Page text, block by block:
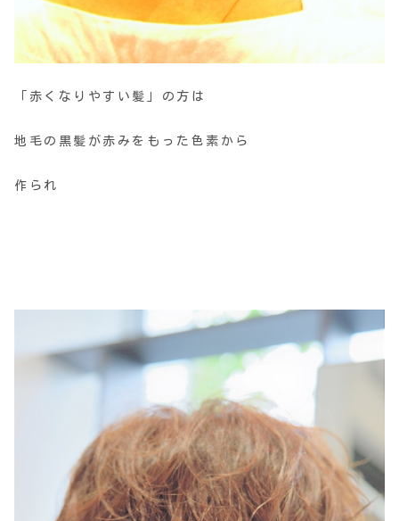
「赤くなりやすい髪」の方は
地毛の黒髪が赤みをもった色素から
作られ